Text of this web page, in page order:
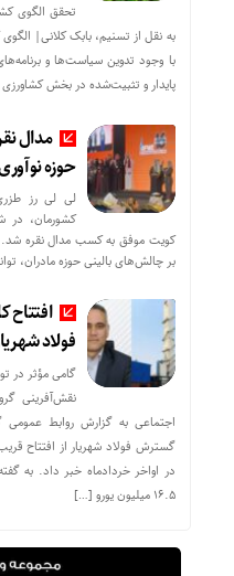
تحقق الگوی
به نقل از تسنیم، بابک کلانی|
با وجود تدوین سیاست‌ها و
پایدار و تثبیت‌شده در بخش
مدال
حوزه
لی لی رز
کشورمان، در
کویت موفق به کسب مدال نقره شد. او
بر چالش‌های بالینی حوزه مادران،
فولاد
گامی مؤثر در
نقش‌آفرینی
اجتماعی به گزارش روابط
گسترش فولاد شهریار از افتتاح
در اواخر خردادماه خبر داد. به
۱۶.۵ میلیون یورو […]